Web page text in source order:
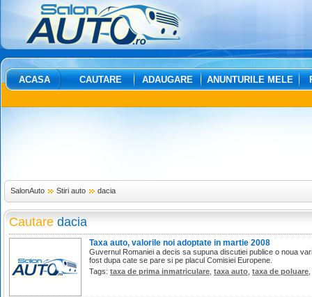
ACASA CAUTARE ADAUGARE ANUNTURILE MELE
SalonAuto Stiri auto dacia
Cautare dacia
Taxa auto, valorile noi adoptate in martie 2008
Guvernul Romaniei a decis sa supuna discutiei publice o noua
fost dupa cate se pare si pe placul Comisiei Europene.
Tags: taxa de prima inmatriculare taxa auto taxa de poluare